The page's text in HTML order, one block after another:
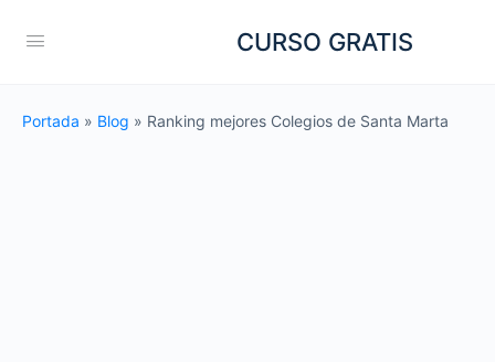
CURSO GRATIS
Portada » Blog » Ranking mejores Colegios de Santa Marta